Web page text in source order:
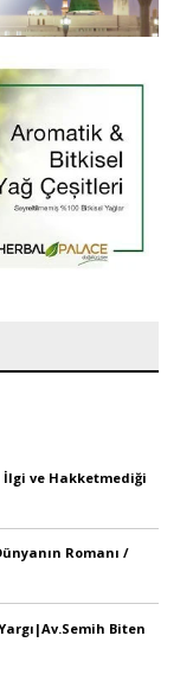
ve Hakketmediği
Romanı /
Biten